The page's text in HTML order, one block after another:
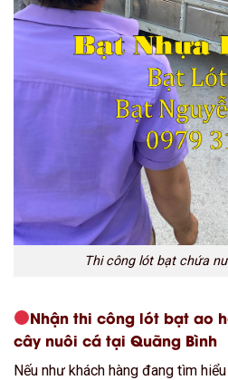
Thi công lót bạt chứa
Nhận thi công lót bạt ao
cây nuôi cá tại Quãng Bình
Nếu như khách hàng đang tìm